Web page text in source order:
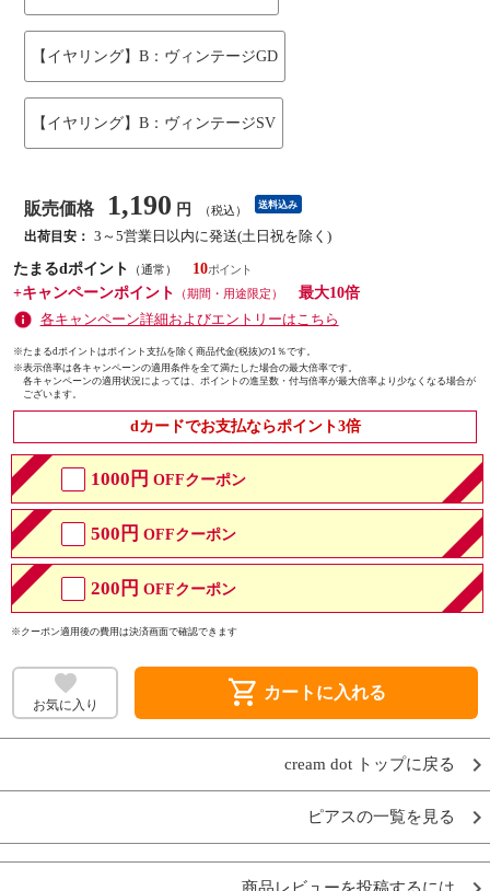
【イヤリング】B：ヴィンテージGD
【イヤリング】B：ヴィンテージSV
販売価格 1,190 円 （税込） 送料込み
出荷目安： 3～5営業日以内に発送(土日祝を除く)
たまるdポイント
（通常）
10
+キャンペーンポイント
（期間・用途限定）
最大10倍
各キャンペーン詳細およびエントリーはこちら
※たまるdポイントはポイント支払を除く商品代金(税抜)の1％です。
※表示倍率は各キャンペーンの適用条件を全て満たした場合の最大倍率です。
各キャンペーンの適用状況によっては、ポイントの進呈数・付与倍率が最大倍率より少なくなる場合が
ございます。
dカードでお支払ならポイント3倍
1000円 OFFクーポン
500円 OFFクーポン
200円 OFFクーポン
※クーポン適用後の費用は決済画面で確認できます
お気に入り shopping_cart カートに入れる
cream dot トップに戻る
ピアスの一覧を見る